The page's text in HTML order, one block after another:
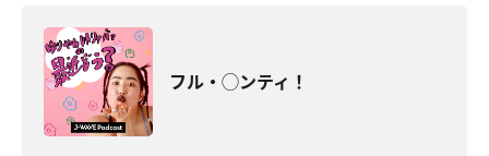
フル・◯ンティ！